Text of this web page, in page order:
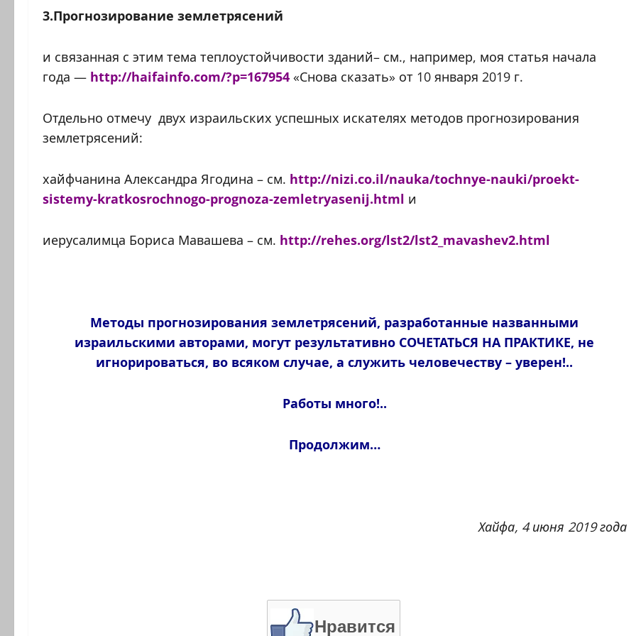
3.Прогнозирование землетрясений
и связанная с этим тема теплоустойчивости зданий– см., например, моя статья начала
года — http://haifainfo.com/?p=167954 «Снова сказать» от 10 января 2019 г.
Отдельно отмечу двух израильских успешных искателях методов прогнозирования
землетрясений:
хайфчанина Александра Ягодина – см. http://nizi.co.il/nauka/tochnye-nauki/proekt-
sistemy-kratkosrochnogo-prognoza-zemletryasenij.html и
иерусалимца Бориса Мавашева – см. http://rehes.org/lst2/lst2_mavashev2.html
Методы прогнозирования землетрясений, разработанные названными
израильскими авторами, могут результативно СОЧЕТАТЬСЯ НА ПРАКТИКЕ, не
игнорироваться, во всяком случае, а служить человечеству – уверен!..
Работы много!..
Продолжим…
Хайфа, 4 июня 2019 года
Нравится